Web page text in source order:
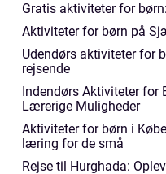
Gratis aktiviteter for
Aktiviteter for børn på
Udendørs aktiviteter for
rejsende
Indendørs Aktiviteter for
Lærerige Muligheder
Aktiviteter for børn i
læring for de små
Rejse til Hurghada: